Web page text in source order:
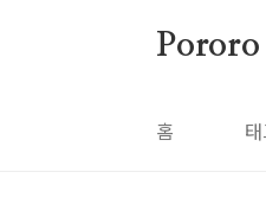
Pororo
홈